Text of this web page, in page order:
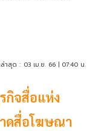
าสุด : 03 เม.ย. 66 | 07:40 น.
กิจสื่อแห่ง
ดสื่อโฆษณา